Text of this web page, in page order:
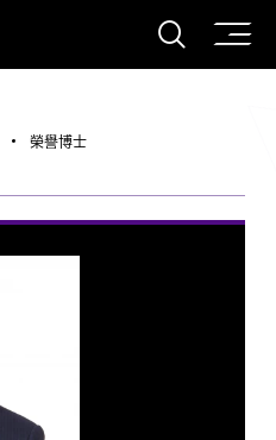
打開
榮譽博士